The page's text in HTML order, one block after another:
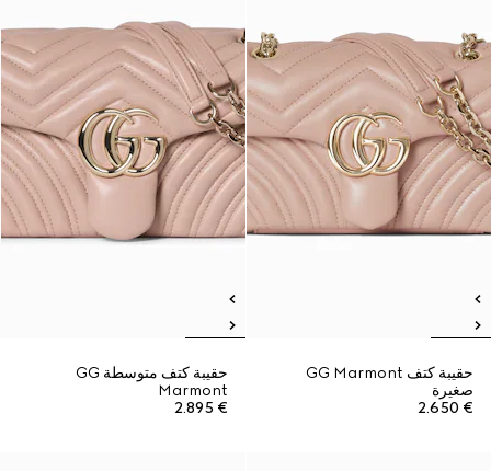
حقيبة كتف GG Marmont
صغيرة
€ 2.650
حقيبة كتف متوسطة GG
Marmont
€ 2.895